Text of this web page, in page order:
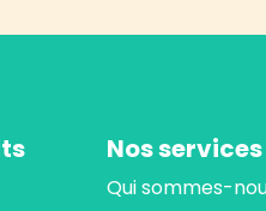
Nos services
Qui sommes-